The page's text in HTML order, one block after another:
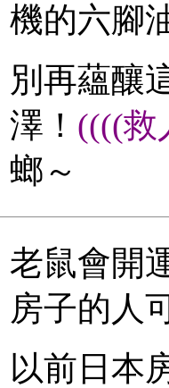
機的六腳
別再蘊釀
澤！ ((((救
螂～
老鼠會開
房子的人
以前日本